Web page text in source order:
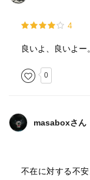
4
良いよ、良いよー。
0
masaboxさん
不在に対する不